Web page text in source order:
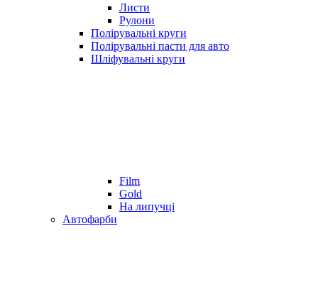
Листи
Рулони
Полірувальні круги
Полірувальні пасти для авто
Шліфувальні круги
Film
Gold
На липучці
Автофарби